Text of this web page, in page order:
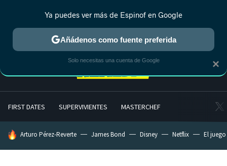
FIRST DATES SUPERVIVIENTES MASTERCHEF
HOY SE HABLA DE
Arturo Pérez-Reverte James Bond Disney Netflix El
×
Ya puedes ver más de Espinof en Google
Añádenos como fuente preferida
Solo necesitas una cuenta de Google